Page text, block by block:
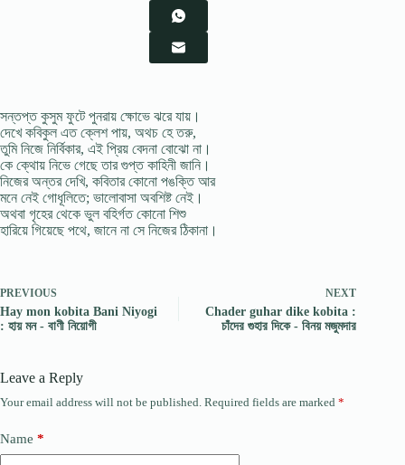
সন্তপ্ত কুসুম ফুটে পুনরায় ক্ষোভে ঝরে যায়।
দেখে কবিকুল এত ক্লেশ পায়, অথচ হে তরু,
তুমি নিজে নির্বিকার, এই প্রিয় বেদনা বোঝো না।
কে ক্থোয় নিভে গেছে তার গুপ্ত কাহিনী জানি।
নিজের অন্তর দেখি, কবিতার কোনো পঙক্তি আর
মনে নেই গোধূলিতে; ভালোবাসা অবশিষ্ট নেই।
অথবা গৃহের থেকে ভুল বহির্গত কোনো শিশু
হারিয়ে গিয়েছে পথে, জানে না সে নিজের ঠিকানা।
PREVIOUS
Hay mon kobita Bani Niyogi
: হায় মন - বাণী নিয়োগী
NEXT
Chader guhar dike kobita :
চাঁদের গুহার দিকে - বিনয় মজুমদার
Leave a Reply
Your email address will not be published. Required fields are marked *
Name *